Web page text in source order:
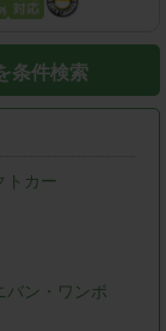
条件検索
トカー
バン・ワンボ